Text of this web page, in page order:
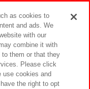
サイトポリシー
as cookies to
and ads. We
with our
combine it with
to them or that they
Please click
use cookies and
the right to opt